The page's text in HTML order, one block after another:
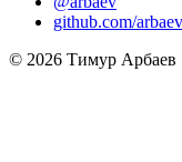
github.com/arbaev
© 2026 Тимур Арбаев